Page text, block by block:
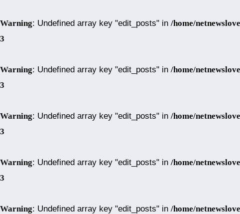
Warning: Undefined array key "edit_posts" in /home/
3
Warning: Undefined array key "edit_posts" in /home/
3
Warning: Undefined array key "edit_posts" in /home/
3
Warning: Undefined array key "edit_posts" in /home/
3
Warning: Undefined array key "edit_posts" in /home/